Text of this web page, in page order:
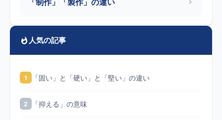
「制作」「製作」の違い
人気の記事
1 「固い」と「硬い」と「堅い」の違い
2 「抑える」の意味